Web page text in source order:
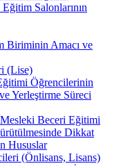
Salonlarının
Biriminin Amacı ve
(Lise)
Öğrencilerinin
Yerleştirme Süreci
Beceri Eğitimi
Dikkat
Hususlar
(Önlisans, Lisans)